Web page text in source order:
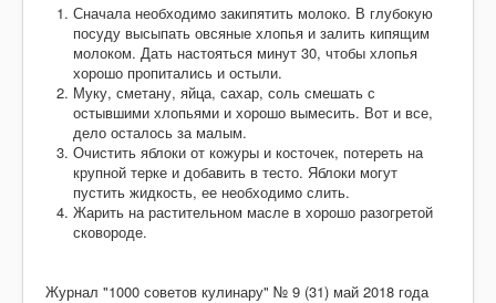
Сначала необходимо закипятить молоко. В глубокую
посуду высыпать овсяные хлопья и залить кипящим
молоком. Дать настояться минут 30, чтобы хлопья
хорошо пропитались и остыли.
Муку, сметану, яйца, сахар, соль смешать с
остывшими хлопьями и хорошо вымесить. Вот и все,
дело осталось за малым.
Очистить яблоки от кожуры и косточек, потереть на
крупной терке и добавить в тесто. Яблоки могут
пустить жидкость, ее необходимо слить.
Жарить на растительном масле в хорошо разогретой
сковороде.
Журнал "1000 советов кулинару" № 9 (31) май 2018 года